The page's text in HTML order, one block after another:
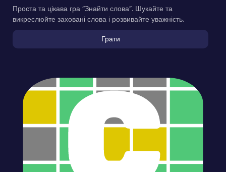
Проста та цікава гра “Знайти слова”. Шукайте та
викреслюйте заховані слова і розвивайте уважність.
Грати